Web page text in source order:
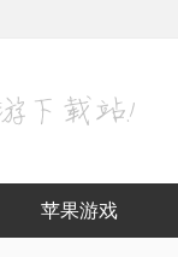
苹果游戏